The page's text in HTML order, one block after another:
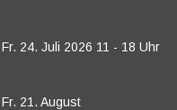
Fr. 24. Juli 2026 11 - 18 Uhr
Fr. 21. August